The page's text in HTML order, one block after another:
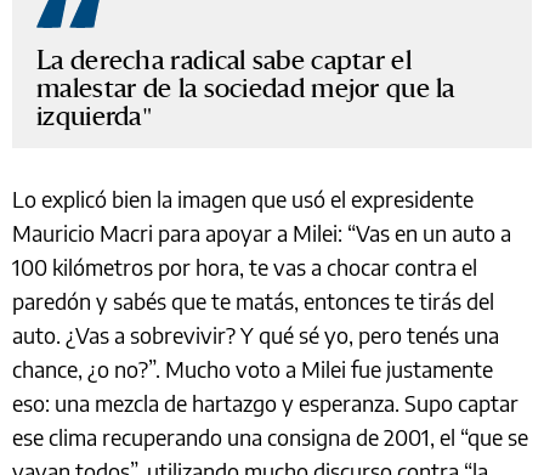
La derecha radical sabe captar el
malestar de la sociedad mejor que la
izquierda
Lo explicó bien la imagen que usó el expresidente
Mauricio Macri para apoyar a Milei: “Vas en un auto a
100 kilómetros por hora, te vas a chocar contra el
paredón y sabés que te matás, entonces te tirás del
auto. ¿Vas a sobrevivir? Y qué sé yo, pero tenés una
chance, ¿o no?”. Mucho voto a Milei fue justamente
eso: una mezcla de hartazgo y esperanza. Supo captar
ese clima recuperando una consigna de 2001, el “que se